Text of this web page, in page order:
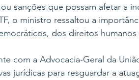
sanções que possam afetar a
o ministro ressaltou a
dos direitos
com a Advocacia-Geral da
jurídicas para resguardar a